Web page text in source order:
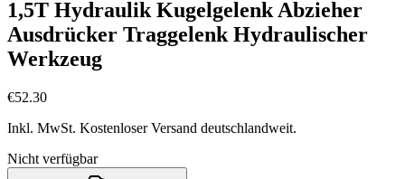
1,5T Hydraulik Kugelgelenk Abzieher
Ausdrücker Traggelenk Hydraulischer
Werkzeug
€52.30
Inkl. MwSt. Kostenloser Versand deutschlandweit.
Nicht verfügbar